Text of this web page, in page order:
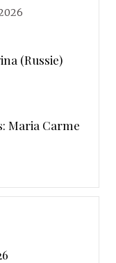
(Russie)
Maria Carme